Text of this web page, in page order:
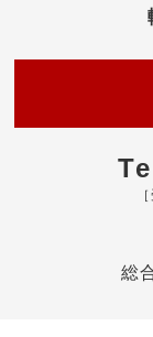
総